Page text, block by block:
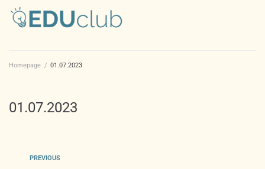
Homepage / 01.07.2023
01.07.2023
PREVIOUS